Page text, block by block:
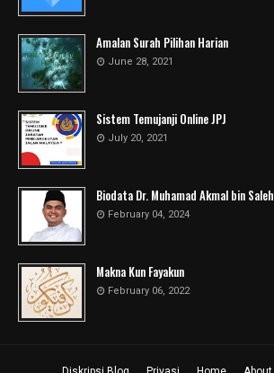
Amalan Surah Pilihan Harian
June 28, 2021
Sistem Temujanji Online JPJ
July 20, 2021
Biodata Dr. Muhamad Akmal bin Saleh
February 04, 2024
Makna Kun Fayakun
February 06, 2022